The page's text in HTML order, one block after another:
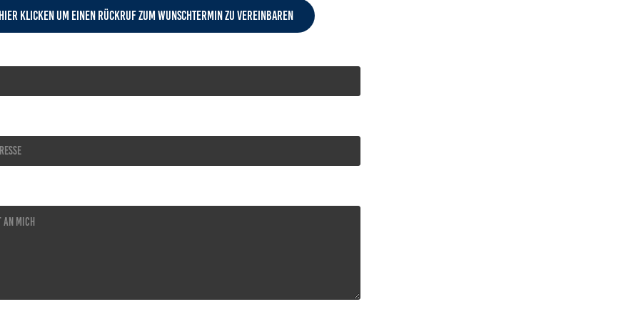
Hier klicken um einen Rückruf zum Wunschtermin zu vereinbaren